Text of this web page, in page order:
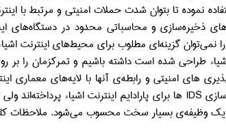
نموده تا بتوان شدت حملات امنیتی و مرتبط با
ذخیره‌سازی و محاسباتی محدود در دستگاه‌های
نمی‌توان گزینه‌ای مطلوب برای محیط‌های اینترنت
طراحی شده است داشته باشیم و تمرکزمان را
های امنیتی و رابطه‌ی آنها با لایه‌های معماری
IDS ها برای پارادایم اینترنت اشیاء پرداخته‌اند
یک وظیفه‌ی بسیار سخت محسوب می‌شود. ملاحظات